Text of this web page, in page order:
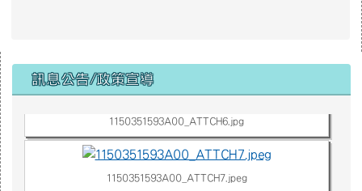
右邊區域內容
訊息公告/政策宣導